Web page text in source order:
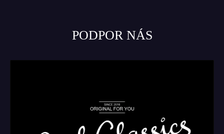
PODPOR NÁS